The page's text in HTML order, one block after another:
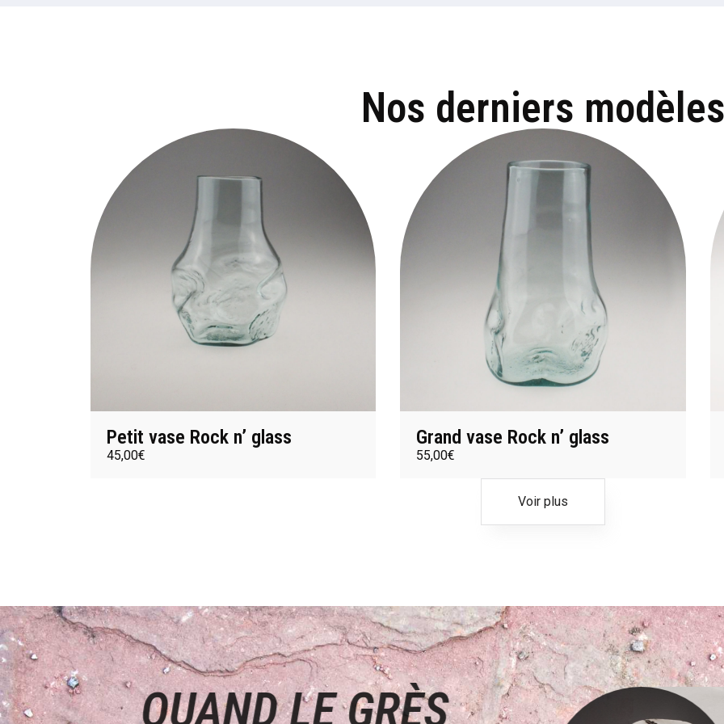
Nos derniers
Petit vase Rock n’ glass
45,00€
Grand vase Rock n’ glass
55,00€
Voir plus
QUAND LE GRÈS